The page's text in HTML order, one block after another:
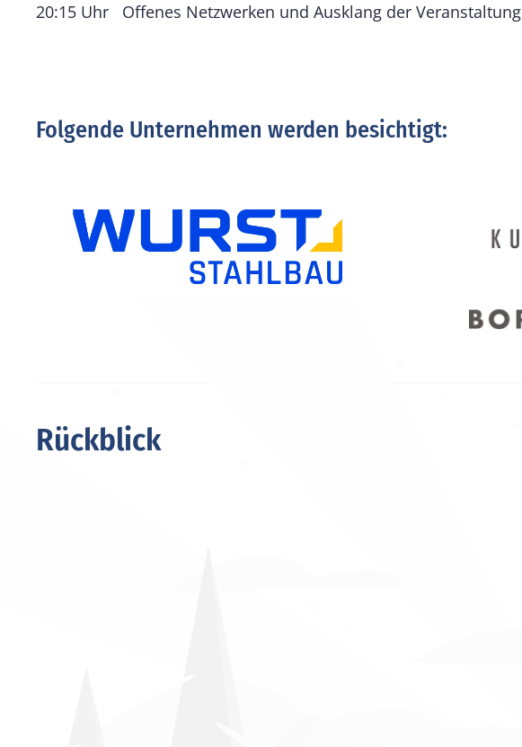
20:15 Uhr
Offenes Netzwerken und Ausklang der Veranstaltung
Folgende Unternehmen werden besichtigt:
Rückblick